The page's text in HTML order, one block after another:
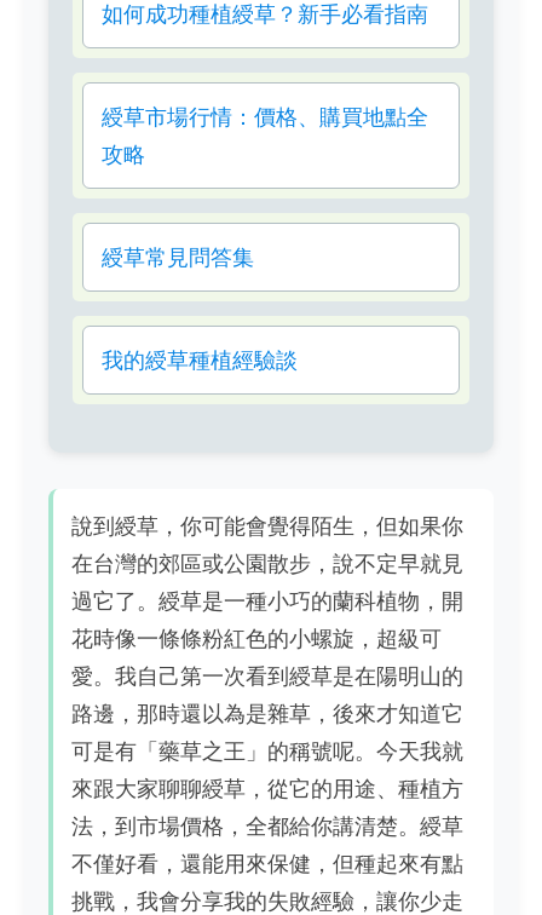
如何成功種植綬草？新手必看指南
綬草市場行情：價格、購買地點全
攻略
綬草常見問答集
我的綬草種植經驗談
說到綬草，你可能會覺得陌生，但如果你
在台灣的郊區或公園散步，說不定早就見
過它了。綬草是一種小巧的蘭科植物，開
花時像一條條粉紅色的小螺旋，超級可
愛。我自己第一次看到綬草是在陽明山的
路邊，那時還以為是雜草，後來才知道它
可是有「藥草之王」的稱號呢。今天我就
來跟大家聊聊綬草，從它的用途、種植方
法，到市場價格，全都給你講清楚。綬草
不僅好看，還能用來保健，但種起來有點
挑戰，我會分享我的失敗經驗，讓你少走